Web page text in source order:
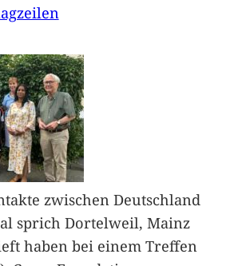
zwischen Deutschland
sprich Dortelweil, Mainz
haben bei einem Treffen